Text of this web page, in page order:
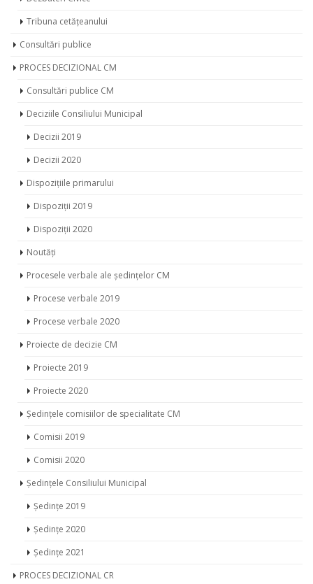
Dezbateri Civice
Tribuna cetățeanului
Consultări publice
PROCES DECIZIONAL CM
Consultări publice CM
Deciziile Consiliului Municipal
Decizii 2019
Decizii 2020
Dispozițiile primarului
Dispoziții 2019
Dispoziții 2020
Noutăți
Procesele verbale ale ședințelor CM
Procese verbale 2019
Procese verbale 2020
Proiecte de decizie CM
Proiecte 2019
Proiecte 2020
Ședințele comisiilor de specialitate CM
Comisii 2019
Comisii 2020
Ședințele Consiliului Municipal
Ședințe 2019
Ședințe 2020
Ședințe 2021